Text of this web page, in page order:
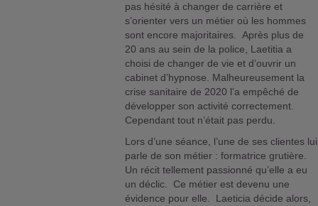
pas hésité à changer de carrière et
s’orienter vers un métier où les hommes
sont encore majoritaires. Après plus de
20 ans au sein de la police, Laetitia a
choisi de changer de vie et d’ouvrir un
cabinet d’hypnose. Malheureusement la
crise sanitaire de 2020 l’a empêché de
développer son activité correctement.
Cependant tout n’était pas perdu.
Lors d’une séance, l’une de ses clientes lui
parle de son métier : formatrice grutière.
Un récit tellement passionné qu’elle a eu
un déclic. Ce métier est devenu une
évidence pour elle. Laeticia décide alors,